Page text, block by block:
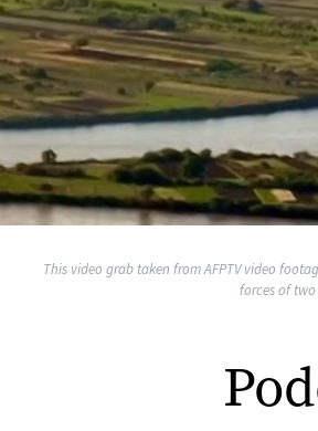
This video grab taken from AFPTV video
forces of two